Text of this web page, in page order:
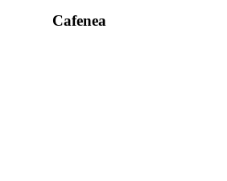
Cafenea